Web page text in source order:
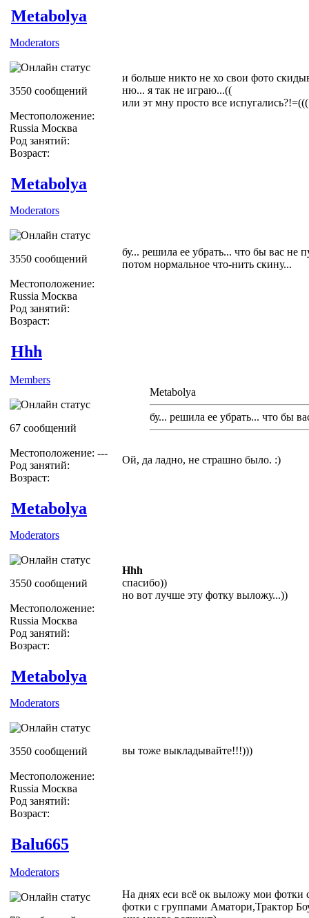
Metabolya
Moderators
3550 сообщений
Местоположение:
Russia Москва
Род занятий:
Возраст:
и больше никто не хо свои фото
ню... я так не играю...((
или эт мну просто все испугались?!=(((
Metabolya
Moderators
3550 сообщений
Местоположение:
Russia Москва
Род занятий:
Возраст:
бу... решила ее убрать... что бы вас не
потом нормальное что-нить скину...
Hhh
Members
67 сообщений
Местоположение: ---
Род занятий:
Возраст:
Metabolya
бу... решила ее убрать... что бы
Ой, да ладно, не страшно было. :)
Metabolya
Moderators
3550 сообщений
Местоположение:
Russia Москва
Род занятий:
Возраст:
Hhh
спасибо))
но вот лучше эту фотку выложу...))
Metabolya
Moderators
3550 сообщений
Местоположение:
Russia Москва
Род занятий:
Возраст:
вы тоже выкладывайте!!!)))
Balu665
Moderators
На днях еси всё ок выложу мои
фотки с группами Аматори,Трактор